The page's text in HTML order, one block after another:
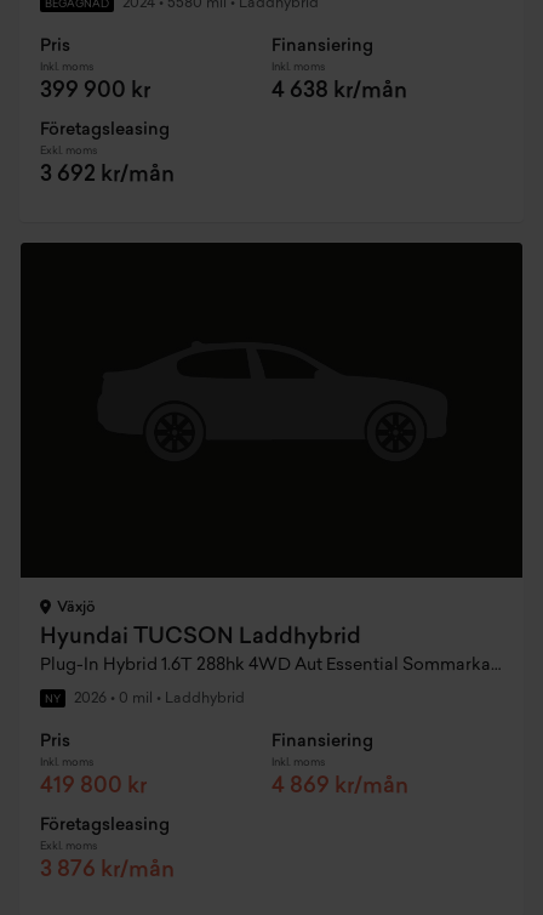
BEGAGNAD 2024 • 5580 mil • Laddhybrid
Pris
Inkl. moms
399 900 kr
Finansiering
Inkl. moms
4 638 kr/mån
Företagsleasing
Exkl. moms
3 692 kr/mån
Växjö
Hyundai TUCSON Laddhybrid
Plug-In Hybrid 1.6T 288hk 4WD Aut Essential Sommarkampanj
NY 2026 • 0 mil • Laddhybrid
Pris
Inkl. moms
419 800 kr
Finansiering
Inkl. moms
4 869 kr/mån
Företagsleasing
Exkl. moms
3 876 kr/mån